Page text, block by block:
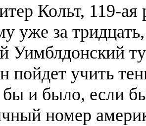
Кольт, 119-ая
уже за
Уимблдонский
пойдет учить
бы и было, если
номер